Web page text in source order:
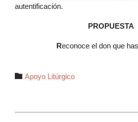
autentificación.
PROPUESTA
Reconoce el don que
 Autor
Apoyo Litúrgico